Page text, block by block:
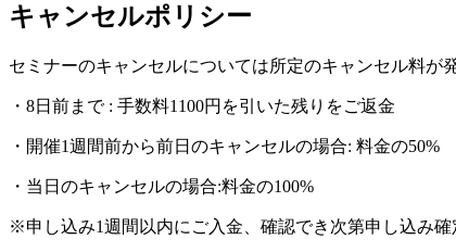
キャンセルポリシー
セミナーのキャンセルについては所定のキャンセル料が
・8日前まで : 手数料1100円を引いた残りをご返金
・開催1週間前から前日のキャンセルの場合: 料金の50%
・当日のキャンセルの場合:料金の100%
※申し込み1週間以内にご入金、確認でき次第申し込み確